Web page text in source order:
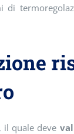
di
, il quale deve